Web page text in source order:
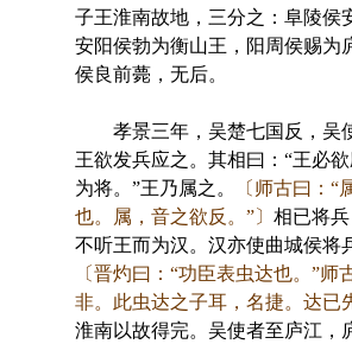
子王淮南故地，三分之：阜陵侯
安阳侯勃为衡山王，阳周侯赐为
侯良前薨，无后。
孝景三年，吴楚七国反，吴使
王欲发兵应之。其相曰：“王必
为将。”王乃属之。
〔师古曰：“
也。属，音之欲反。”〕 相已将兵
不听王而为汉。汉亦使曲城侯将
〔晋灼曰：“功臣表虫达也。”师
非。此虫达之子耳，名捷。达已
淮南以故得完。吴使者至庐江，